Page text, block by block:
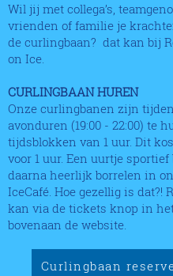
Wil jij met collega’s,
vrienden of familie je
de curlingbaan? dat kan bij
on Ice.
CURLINGBAAN HUREN
Onze curlingbanen zijn
avonduren (19:00 - 22:00) te
tijdsblokken van 1 uur. Dit
voor 1 uur. Een uurtje
daarna heerlijk borrelen in
IceCafé.​ Hoe gezellig is dat?!
kan via de tickets knop in
bovenaan de website.
Curlingbaan